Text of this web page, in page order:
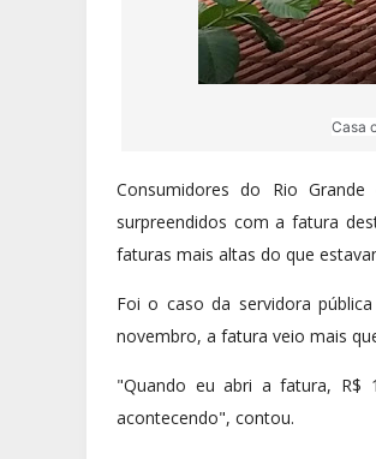
Casa
Consumidores do Rio
surpreendidos com a fatura
faturas mais altas do que
Foi o caso da servidora
novembro, a fatura veio mais
"Quando eu abri a fatura, R$
acontecendo", contou.